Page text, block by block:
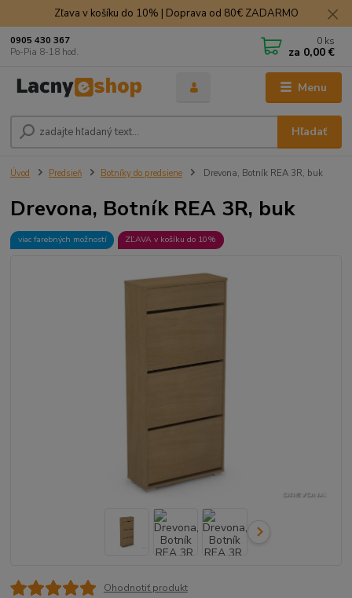
Zľava v košíku do 10% | Doprava od 80€ ZADARMO
Menu
Hľadať
0905 430 367
Po-Pia 8-18 hod.
0 ks
za 0,00 €
Úvod Predsieň Botníky do predsiene Drevona, Botník REA 3R, buk
Drevona, Botník REA 3R, buk
viac farebných možností ZĽAVA v košíku do 10%
Ohodnotiť produkt